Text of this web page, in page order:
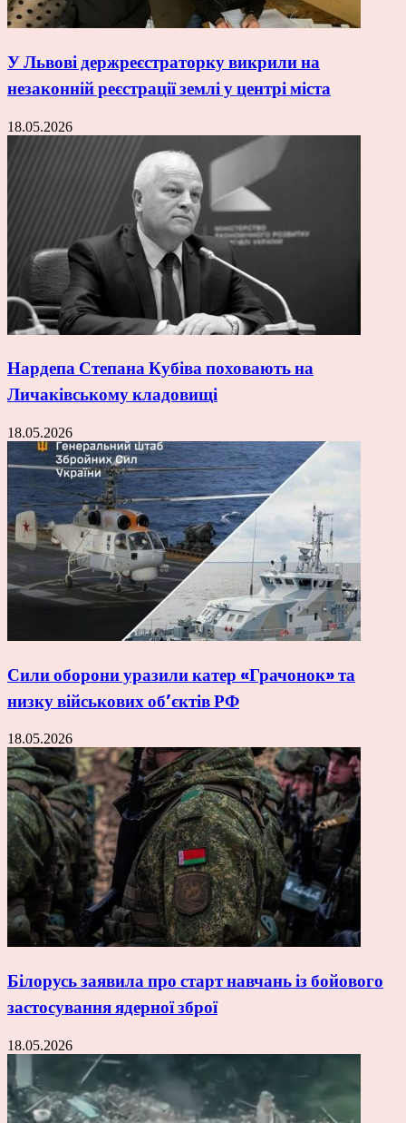
У Львові держреєстраторку викрили на
незаконній реєстрації землі у центрі міста
18.05.2026
Нардепа Степана Кубіва поховають на
Личаківському кладовищі
18.05.2026
Сили оборони уразили катер «Грачонок» та
низку військових об’єктів РФ
18.05.2026
Білорусь заявила про старт навчань із бойового
застосування ядерної зброї
18.05.2026